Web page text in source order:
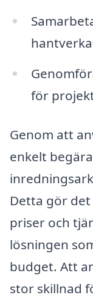
för
Genom att
enkelt
Detta gör
priser och
lösningen
budget. Att
stor skillnad